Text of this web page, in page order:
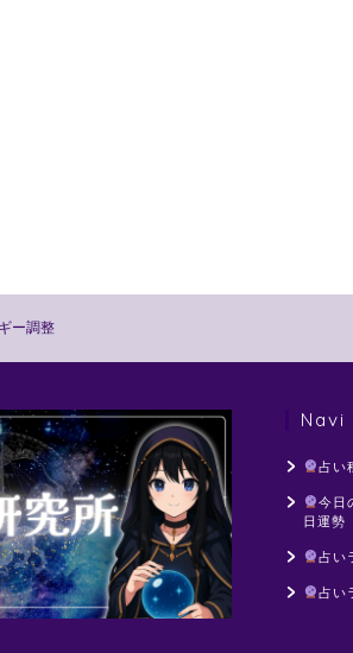
ー調整
Navi
占い
今日
日運勢
占い
占い